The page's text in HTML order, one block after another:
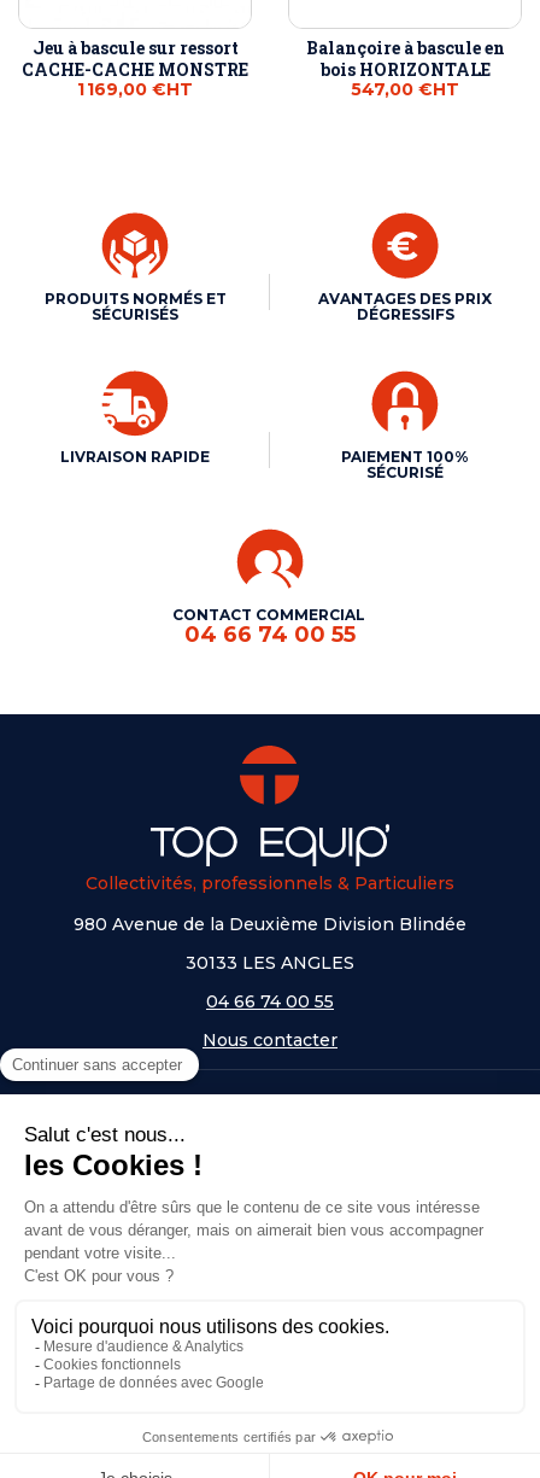
Jeu à bascule sur ressort
CACHE-CACHE MONSTRE
1 169,00 €HT
Balançoire à bascule en
bois HORIZONTALE
547,00 €HT
PRODUITS NORMÉS ET
SÉCURISÉS
AVANTAGES DES PRIX
DÉGRESSIFS
LIVRAISON RAPIDE
PAIEMENT 100%
SÉCURISÉ
CONTACT COMMERCIAL
04 66 74 00 55
Collectivités, professionnels & Particuliers
980 Avenue de la Deuxième Division Blindée
30133 LES ANGLES
04 66 74 00 55
Nous contacter
- Serem
- Lifetime
- Mottez
- JAD Groupe
© Copyright 2026, Top Equip' - Réalisé parAgence Off